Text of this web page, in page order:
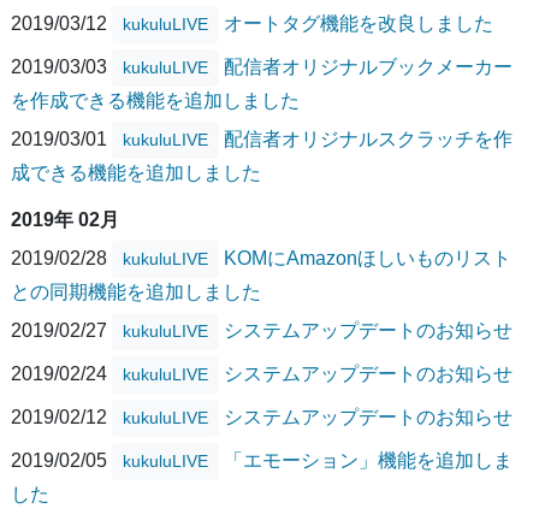
2019/03/12 kukuluLIVE オートタグ機能を改良しました
2019/03/03 kukuluLIVE
配信者オリジナルブックメーカー
を作成できる機能を追加しました
2019/03/01
kukuluLIVE
配信者オリジナルスクラッチを作
成できる機能を追加しました
2019年 02月
2019/02/28
kukuluLIVE
KOMにAmazonほしいものリスト
との同期機能を追加しました
2019/02/27
kukuluLIVE システムアップデートのお知らせ
2019/02/24 kukuluLIVE システムアップデートのお知らせ
2019/02/12 kukuluLIVE システムアップデートのお知らせ
2019/02/05 kukuluLIVE
「エモーション」機能を追加しま
した